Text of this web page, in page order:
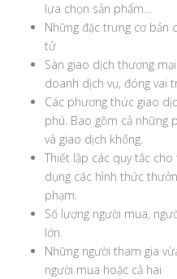
lựa chọn sản phẩm…
Những đặc trưng cơ bản
tử
Sàn giao dịch thương
doanh dịch vụ, đóng vai
Các phương thức giao
phú. Bao gồm cả những
và giao dịch khống.
Thiết lập các quy tắc
dụng các hình thức
phạm.
Số lượng người mua,
lớn.
Những người tham gia
người mua hoặc cả hai